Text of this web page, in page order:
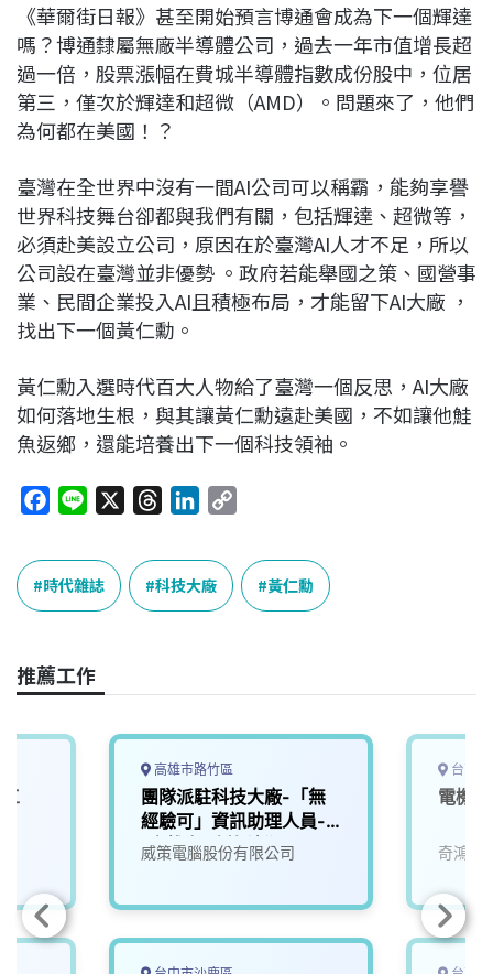
《華爾街日報》甚至開始預言博通會成為下一個輝達
嗎？博通隸屬無廠半導體公司，過去一年市值增長超
過一倍，股票漲幅在費城半導體指數成份股中，位居
第三，僅次於輝達和超微（AMD）。問題來了，他們
為何都在美國！？
臺灣在全世界中沒有一間AI公司可以稱霸，能夠享譽
世界科技舞台卻都與我們有關，包括輝達、超微等，
必須赴美設立公司，原因在於臺灣AI人才不足，所以
公司設在臺灣並非優勢 。政府若能舉國之策、國營事
業、民間企業投入AI且積極布局，才能留下AI大廠 ，
找出下一個黃仁勳。
黃仁勳入選時代百大人物給了臺灣一個反思，AI大廠
如何落地生根，與其讓黃仁勳遠赴美國，不如讓他鮭
魚返鄉，還能培養出下一個科技領袖。
c
e
b
o
k
n
e
r
e
a
n
k
e
n
y
k
時代雜誌 科技大廠 黃仁勳
推薦工作
高雄市路竹區
團隊派駐科技大廠-「無
經驗可」資訊助理人員-
(高雄市/路竹科學園區)-
威策電腦股份有限公司
台南
電機
奇鴻科